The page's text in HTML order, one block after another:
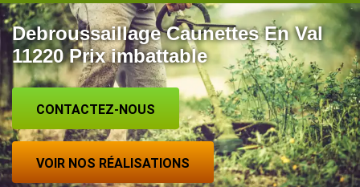
Debroussaillage Caunettes En Val
11220 Prix imbattable
CONTACTEZ-NOUS
VOIR NOS RÉALISATIONS